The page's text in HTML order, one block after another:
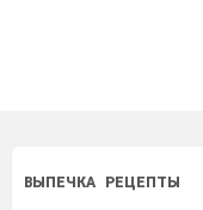
ВЫПЕЧКА РЕЦЕПТЫ